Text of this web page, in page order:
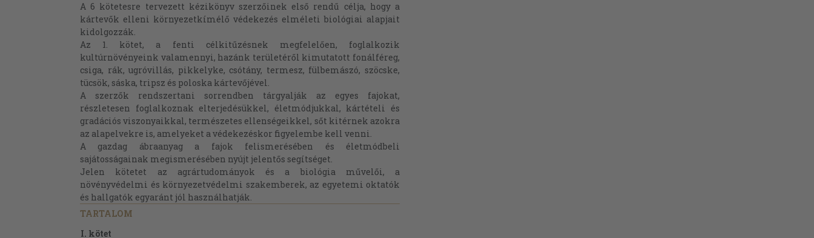
A 6 kötetesre tervezett kézikönyv szerzőinek első rendű célja, hogy a
kártevők elleni környezetkímélő védekezés elméleti biológiai alapjait
kidolgozzák.
Az 1. kötet, a fenti célkitűzésnek megfelelően, foglalkozik
kultúrnövényeink valamennyi, hazánk területéről kimutatott fonálféreg,
csiga, rák, ugróvillás, pikkelyke, csótány, termesz, fülbemászó, szöcske,
tücsök, sáska, tripsz és poloska kártevőjével.
A szerzők rendszertani sorrendben tárgyalják az egyes fajokat,
részletesen foglalkoznak elterjedésükkel, életmódjukkal, kártételi és
gradációs viszonyaikkal, természetes ellenségeikkel, sőt kitérnek azokra
az alapelvekre is, amelyeket a védekezéskor figyelembe kell venni.
A gazdag ábraanyag a fajok felismerésében és életmódbeli
sajátosságainak megismerésében nyújt jelentős segítséget.
Jelen kötetet az agrártudományok és a biológia művelői, a
növényvédelmi és környezetvédelmi szakemberek, az egyetemi oktatók
és hallgatók egyaránt jól használhatják.
TARTALOM
I. kötet